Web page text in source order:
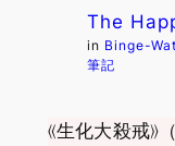
The
in Binge-
筆記
《生化大殺戒